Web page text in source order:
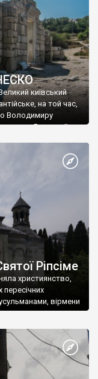
київський
на той час,
Володимиру
Василю ІІ, та
християнином.
Таврійського
Ріпсіме
християнство,
пересічних
вірмени